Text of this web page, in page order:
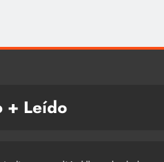
+ Leído